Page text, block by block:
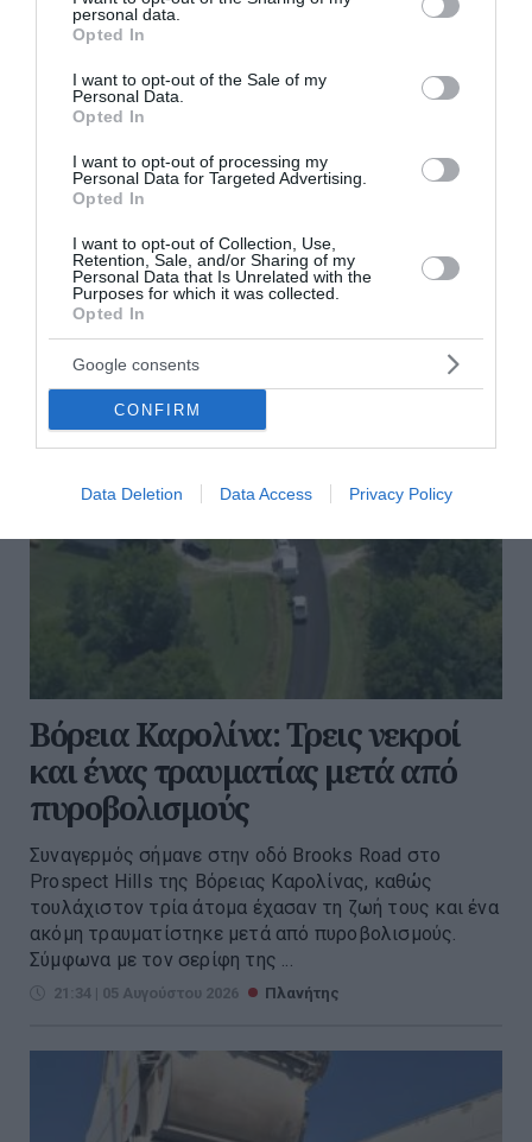
grant or deny consent to Google and its third-party tags to
use your data for below specified purposes in below Google
consent section.
personal data.
Opted In
I want to opt-out of the Sale of my
Personal Data.
Opted In
I want to opt-out of processing my
Personal Data for Targeted Advertising.
Opted In
I want to opt-out of Collection, Use,
Retention, Sale, and/or Sharing of my
Personal Data that Is Unrelated with the
Purposes for which it was collected.
Opted In
Google consents
CONFIRM
Data Deletion Data Access Privacy Policy
Τραμπ: «Δεν θέλω να σκοτώνονται άνθρωποι»
Ο Ντόναλντ Τραμπ δήλωσε ότι προτιμά μια συμφωνία με
το Ιράν αντί της στρατιωτικής κλιμάκωσης, τονίζοντας
ότι δεν θέλει να συνεχιστεί η αιματοχυσία, ενώ οι
διπλωματικές επαφές βρίσκ...
06 Αυγούστου 2026
διαβάστε επίσης
Βόρεια Καρολίνα: Τρεις νεκροί
και ένας τραυματίας μετά από
πυροβολισμούς
Συναγερμός σήμανε στην οδό Brooks Road στο
Prospect Hills της Βόρειας Καρολίνας, καθώς
τουλάχιστον τρία άτομα έχασαν τη ζωή τους και ένα
ακόμη τραυματίστηκε μετά από πυροβολισμούς.
Σύμφωνα με τον σερίφη της ...
21:34 | 05 Αυγούστου 2026 Πλανήτης